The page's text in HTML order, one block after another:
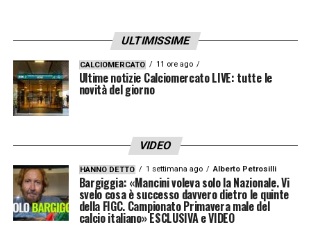
ULTIMISSIME
CALCIOMERCATO 11 ore ago
Ultime notizie Calciomercato LIVE: tutte le
novità del giorno
VIDEO
HANNO DETTO 1 settimana ago Alberto Petrosilli
Bargiggia: «Mancini voleva solo la Nazionale. Vi
svelo cosa è successo davvero dietro le quinte
della FIGC. Campionato Primavera male del
calcio italiano» ESCLUSIVA e VIDEO